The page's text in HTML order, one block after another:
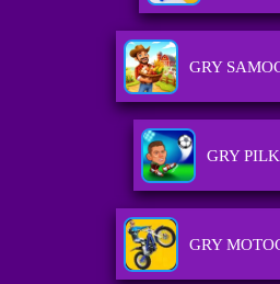
GRY
GRY
GRY